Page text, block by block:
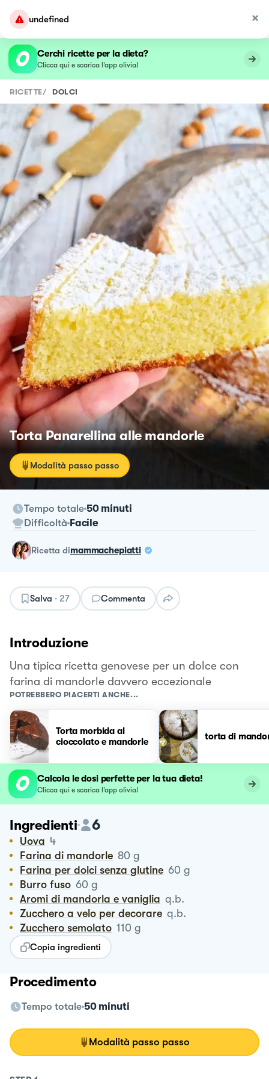
undefined
Cerchi ricette per la dieta?
Clicca qui e scarica l’app olivia!
RICETTE/ DOLCI
Torta Panarellina alle mandorle
Modalità passo passo
Tempo totale 50 minuti
Difficoltà Facile
ricetta dimammachepiatti
Salva · 27 Commenta
Introduzione
Una tipica ricetta genovese per un dolce con
farina di mandorle davvero eccezionale
POTREBBERO PIACERTI ANCHE...
Torta morbida al
cioccolato e mandorle
torta di
Calcola le dosi perfette per la tua dieta!
Clicca qui e scarica l’app olivia!
Ingredienti 6
Uova 4
Farina di mandorle 80 g
Farina per dolci senza glutine 60 g
Burro fuso 60 g
Aromi di mandorla e vaniglia q.b.
Zucchero a velo per decorare q.b.
Zucchero semolato 110 g
Copia ingredienti
Procedimento
Tempo totale 50 minuti
Modalità passo passo